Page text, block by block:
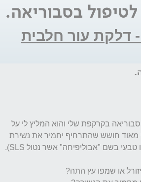
בסבוריאה.
דלקת עור חלבית